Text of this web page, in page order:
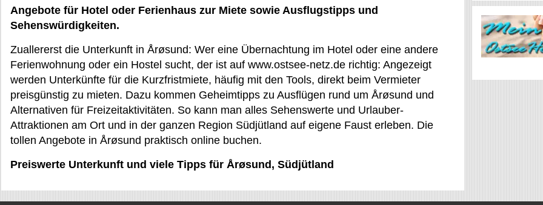
Angebote für Hotel oder Ferienhaus zur Miete sowie Ausflugstipps und
Sehenswürdigkeiten.
Zuallererst die Unterkunft in Årøsund: Wer eine Übernachtung im Hotel oder eine andere
Ferienwohnung oder ein Hostel sucht, der ist auf www.ostsee-netz.de richtig: Angezeigt
werden Unterkünfte für die Kurzfristmiete, häufig mit den Tools, direkt beim Vermieter
preisgünstig zu mieten. Dazu kommen Geheimtipps zu Ausflügen rund um Årøsund und
Alternativen für Freizeitaktivitäten. So kann man alles Sehenswerte und Urlauber-
Attraktionen am Ort und in der ganzen Region Südjütland auf eigene Faust erleben. Die
tollen Angebote in Årøsund praktisch online buchen.
Preiswerte Unterkunft und viele Tipps für Årøsund, Südjütland